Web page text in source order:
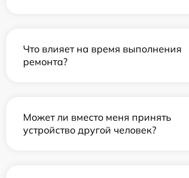
Что влияет на время выполнения
ремонта?
Может ли вместо меня принять
устройство другой человек?